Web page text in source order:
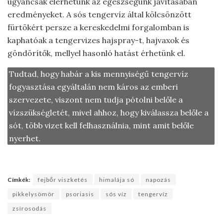
eredményeket. A sós tengervíz által kölcsönzött
fürtökért persze a kereskedelmi forgalomban is
kaphatóak a tengervizes hajspray-t, hajvaxok és
göndörítők, mellyel hasonló hatást érhetünk el.
Tudtad, hogy habár a kis mennyiségű tengervíz
fogyasztása egyáltalán nem káros az emberi
szervezete, viszont nem tudja pótolni belőle a
vízszükségletét, mivel ahhoz, hogy kiválassza belőle a
sót, több vizet kell felhasználnia, mint amit belőle
nyerhet.
Címkék: fejbőr viszketés himalája só
napozás
pikkelysömör
psoriasis sós víz
tengervíz
zsírosodás